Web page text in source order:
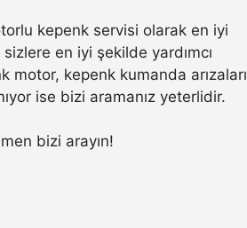
kepenk servisi olarak en iyi
en iyi şekilde yardımcı
motor, kepenk kumanda arızaları
ise bizi aramanız yeterlidir.
bizi arayın!